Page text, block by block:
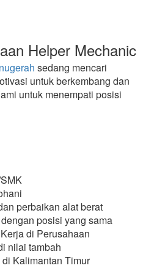
Helper Mechanic
sedang mencari
untuk berkembang dan
untuk menempati posisi
perbaikan alat berat
posisi yang sama
di Perusahaan
nilai tambah
Kalimantan Timur